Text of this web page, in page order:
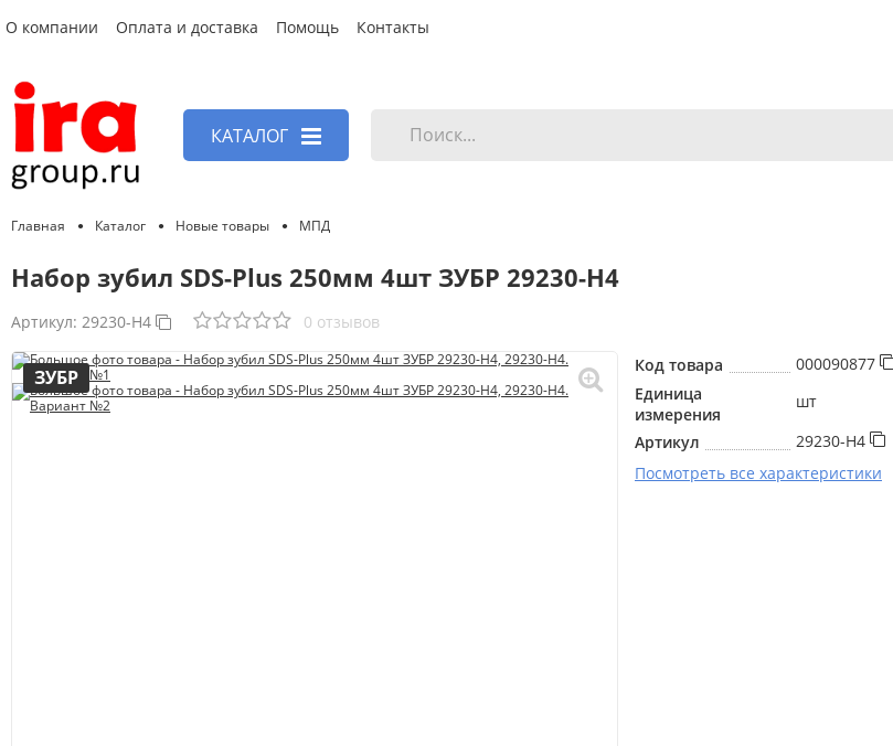
О компании Оплата и доставка Помощь Контакты
КАТАЛОГ
Главная Каталог Новые товары МПД
Набор зубил SDS-Plus 250мм 4шт ЗУБР 29230-H4
Артикул: 29230-H4 0 отзывов
ЗУБР
Код товара
000090877
Единица
измерения
шт
Артикул
29230-H4
Посмотреть все характеристики